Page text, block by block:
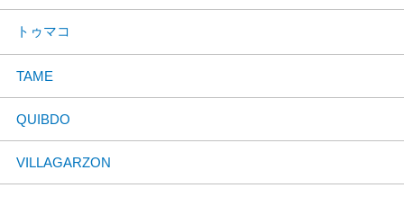
トゥマコ
TAME
QUIBDO
VILLAGARZON